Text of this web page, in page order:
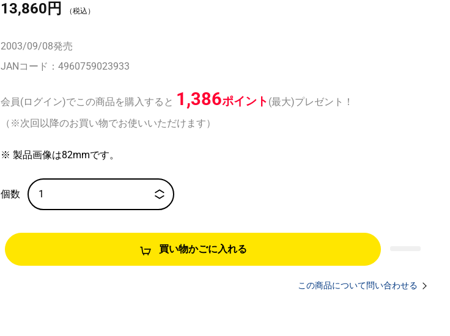
13,860円
2003/09/08発売
JANコード： 4960759023933
会員(ログイン)でこの商品を購入すると 1,386ポイント (最大)プレゼント！
（※次回以降のお買い物でお使いいただけます）
買い物かごに入れる
※ 製品画像は82mmです。
この商品について問い合わせる